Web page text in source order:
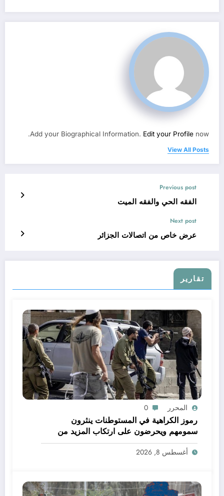
Add your Biographical Information. Edit your Profile now.
View All Posts
Previous post
الفقه الحي والفقه الميت
Next post
عرض خاص من اتصالات الجزائر
تقارير
المحرر 0
رموز الكراهية في المستوطنات ينثرون
سمومهم ويحرضون على ارتكاب المزيد من
الجرائم
أغسطس 8, 2026